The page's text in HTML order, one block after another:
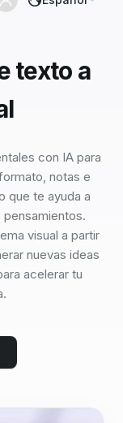
texto a
con IA para
notas e
que te ayuda a
pensamientos.
visual a partir
nuevas ideas
acelerar tu